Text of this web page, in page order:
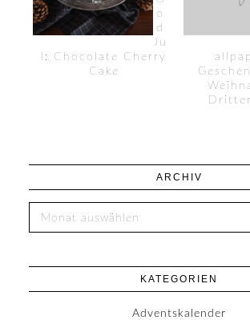
o
d
Ju
l: Chocolate Cherry
Cake
ARCHIV
KATEGORIEN
Adventskalender